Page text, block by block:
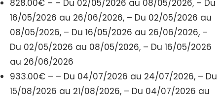
828.00€ – – Du 02/05/2026 au 08/05/2026, – Du
16/05/2026 au 26/06/2026, – Du 02/05/2026 au
08/05/2026, – Du 16/05/2026 au 26/06/2026, –
Du 02/05/2026 au 08/05/2026, – Du 16/05/2026
au 26/06/2026
933.00€ – – Du 04/07/2026 au 24/07/2026, – Du
15/08/2026 au 21/08/2026, – Du 04/07/2026 au